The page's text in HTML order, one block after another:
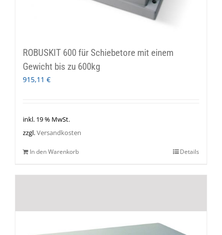
ROBUSKIT 600 für Schiebetore mit einem
Gewicht bis zu 600kg
915,11 €
inkl. 19 % MwSt.
zzgl.Versandkosten
In den Warenkorb Details